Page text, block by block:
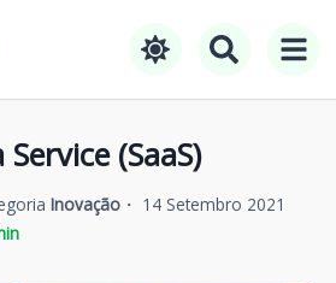
(SaaS)
Inovação
14 Setembro 2021